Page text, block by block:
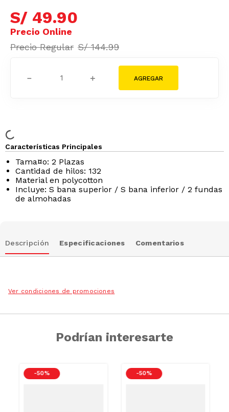
S/ 49.90
S/ 144.99
＋
－
Características Principales
Tama¤o: 2 Plazas
Cantidad de hilos: 132
Material en polycotton
Incluye: S bana superior / S bana inferior / 2 fundas
de almohadas
Descripción Especificaciones Comentarios
Ver condiciones de promociones
Podrían interesarte
-50 % -50 %